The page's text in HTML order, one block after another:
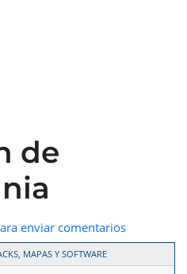
de
enviar comentarios
MAPAS Y SOFTWARE